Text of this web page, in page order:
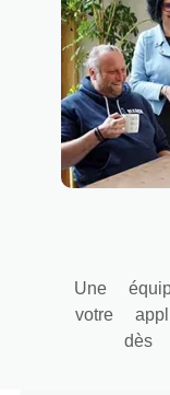
Une
votre
dès